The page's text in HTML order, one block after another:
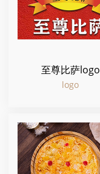
至尊比萨logo
logo